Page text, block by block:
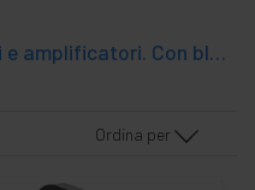
Il connettore Speakon è utilizzato da professionisti del settore audio per il collegamento di altoparlanti e amplificatori. Con blocco di sicurezza basata su due tacche che devono corrispondere la spina e la presa. Dopo aver inserito il connettore, si gira di un quarto di giro verso destra per spostare orizzontalmente slot e così il pezzo è assicurato contro cavo involontario tira. Gamma di adattatoresono diversi formati di connettori speakon.
Ordina per